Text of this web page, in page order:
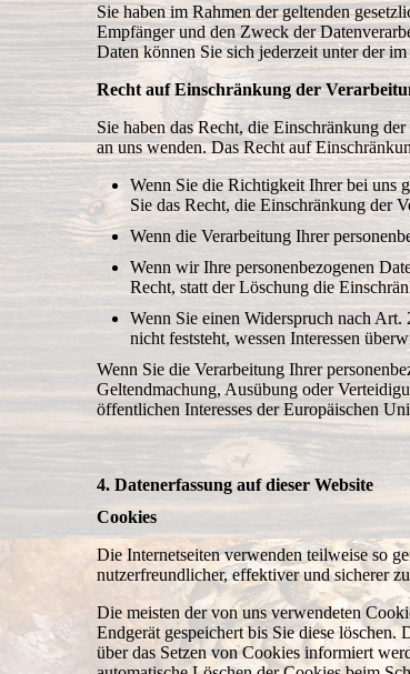
Sie haben im Rahmen der geltenden
Empfänger und den Zweck der
Daten können Sie sich jederzeit unter der
Recht auf Einschränkung der
Sie haben das Recht, die Einschränkung
an uns wenden. Das Recht auf
Wenn Sie die Richtigkeit Ihrer bei uns
Sie das Recht, die Einschränkung der
Wenn die Verarbeitung Ihrer
Wenn wir Ihre personenbezogenen
Recht, statt der Löschung die
Wenn Sie einen Widerspruch nach
nicht feststeht, wessen Interessen
Wenn Sie die Verarbeitung Ihrer
Geltendmachung, Ausübung oder
öffentlichen Interesses der Europäischen
4. Datenerfassung auf dieser Website
Cookies
Die Internetseiten verwenden teilweise so
nutzerfreundlicher, effektiver und sicherer
Die meisten der von uns verwendeten
Endgerät gespeichert bis Sie diese
über das Setzen von Cookies informiert